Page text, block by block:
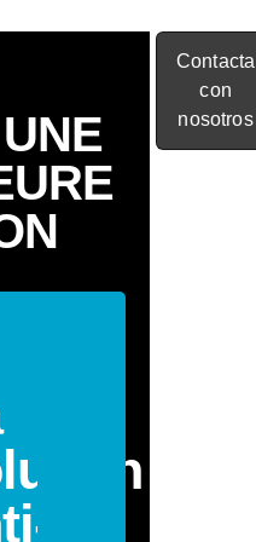
Idiomas
Contacta
con
nosotros